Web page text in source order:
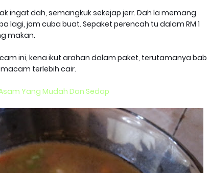
ingat dah, semangkuk sekejap jerr. Dah la memang
lagi, jom cuba buat. Sepaket perencah tu dalam RM 1
makan.
ini, kena ikut arahan dalam paket, terutamanya bab
terlebih cair.
Yang Mudah Dan Sedap